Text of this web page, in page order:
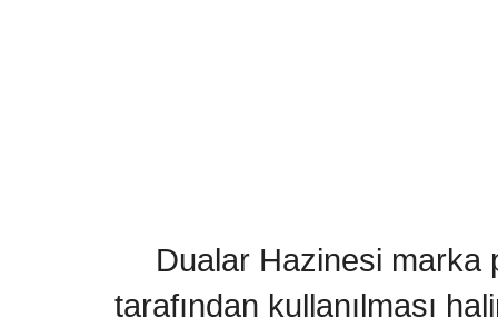
Dualar Hazinesi marka
tarafından kullanılması